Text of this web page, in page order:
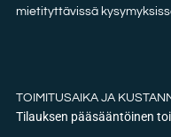
mietityttävissä
TOIMITUSAIKA JA
Tilauksen pääsääntöinen